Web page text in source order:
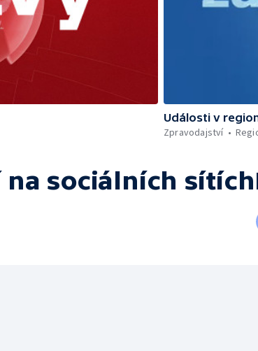
Události v
Zpravodajství
na sociálních sítích